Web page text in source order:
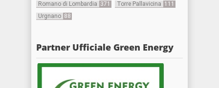
Romano di Lombardia 371 Torre Pallavicina 111
Urgnano 88
Partner Ufficiale Green Energy